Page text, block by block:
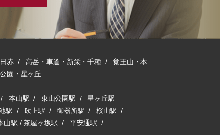
赤 / 高岳・車道・新栄・千種 / 覚王山・本
園・星ヶ丘
本山駅 / 東山公園駅 / 星ヶ丘駅
駅 / 吹上駅 / 御器所駅 / 桜山駅 /
山駅 / 茶屋ヶ坂駅 / 平安通駅 /